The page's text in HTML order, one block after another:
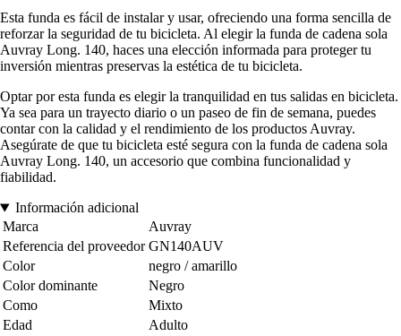
Esta funda es fácil de instalar y usar, ofreciendo una forma sencilla de
reforzar la seguridad de tu bicicleta. Al elegir la funda de cadena sola
Auvray Long. 140, haces una elección informada para proteger tu
inversión mientras preservas la estética de tu bicicleta.
Optar por esta funda es elegir la tranquilidad en tus salidas en bicicleta.
Ya sea para un trayecto diario o un paseo de fin de semana, puedes
contar con la calidad y el rendimiento de los productos Auvray.
Asegúrate de que tu bicicleta esté segura con la funda de cadena sola
Auvray Long. 140, un accesorio que combina funcionalidad y
fiabilidad.
Información adicional
Marca
Auvray
Referencia del proveedor GN140AUV
Color
negro / amarillo
Color dominante
Negro
Como
Mixto
Edad
Adulto